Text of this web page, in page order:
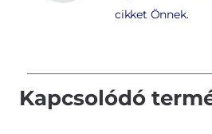
cikket Önnek.
Kapcsolódó